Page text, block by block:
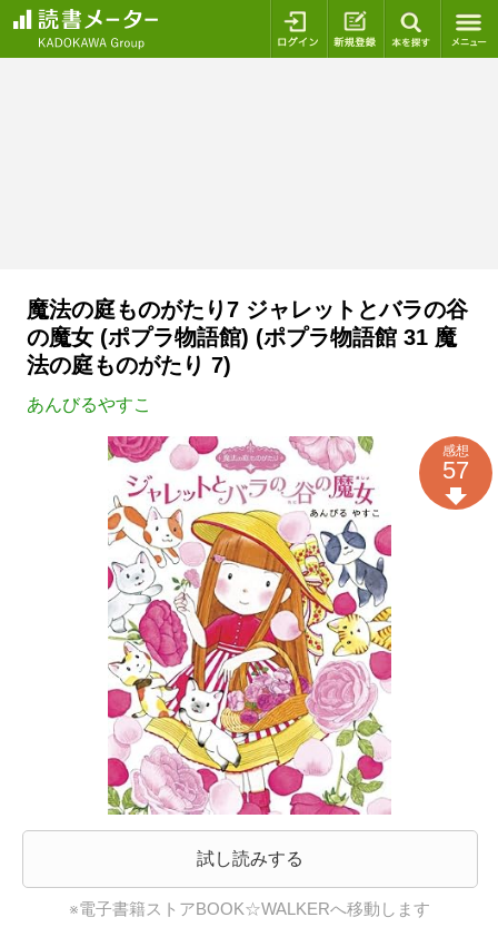
ログイン 新規登録
魔法の庭ものがたり7 ジャレットとバラの谷
の魔女 (ポプラ物語館) (ポプラ物語館 31 魔
法の庭ものがたり 7)
あんびるやすこ
試し読みする
※電子書籍ストアBOOK☆WALKERへ移動します
感想
57